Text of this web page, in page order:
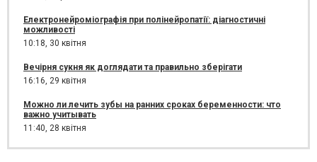
Електронейроміографія при полінейропатії: діагностичні
можливості
10:18, 30 квітня
Вечірня сукня як доглядати та правильно зберігати
16:16, 29 квітня
Можно ли лечить зубы на ранних сроках беременности: что
важно учитывать
11:40, 28 квітня